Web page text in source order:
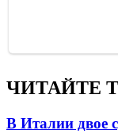
ЧИТАЙТЕ
В Италии двое